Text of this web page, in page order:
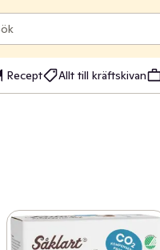
Recept Allt till kräftskivan